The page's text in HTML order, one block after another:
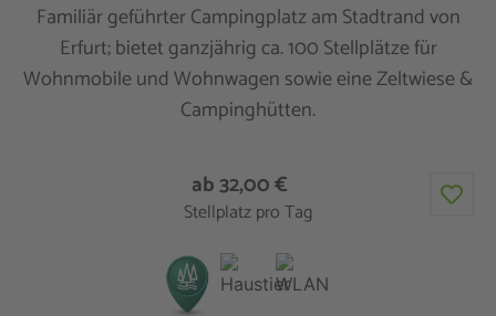
Familiär geführter Campingplatz am Stadtrand von
Erfurt; bietet ganzjährig ca. 100 Stellplätze für
Wohnmobile und Wohnwagen sowie eine Zeltwiese &
Campinghütten.
ab 32,00 €
Stellplatz pro Tag